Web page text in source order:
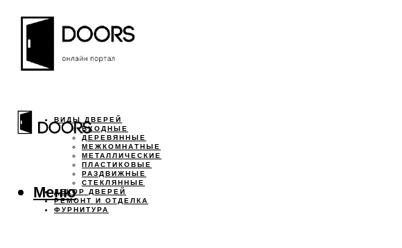
ВИДЫ ДВЕРЕЙ
ВХОДНЫЕ
ДЕРЕВЯННЫЕ
МЕЖКОМНАТНЫЕ
МЕТАЛЛИЧЕСКИЕ
ПЛАСТИКОВЫЕ
РАЗДВИЖНЫЕ
СТЕКЛЯННЫЕ
ДЕКОР ДВЕРЕЙ
РЕМОНТ И ОТДЕЛКА
ФУРНИТУРА
Меню